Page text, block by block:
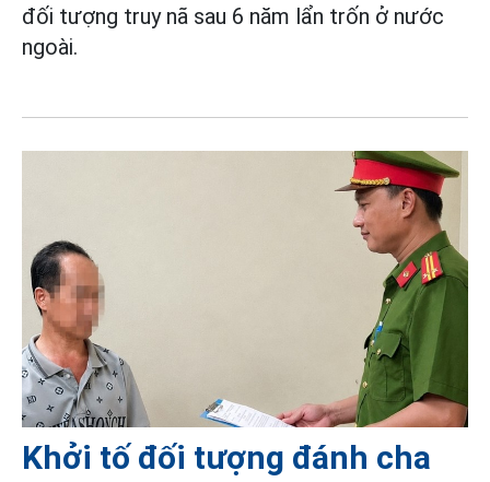
đối tượng truy nã sau 6 năm lẩn trốn ở nước
ngoài.
Khởi tố đối tượng đánh cha